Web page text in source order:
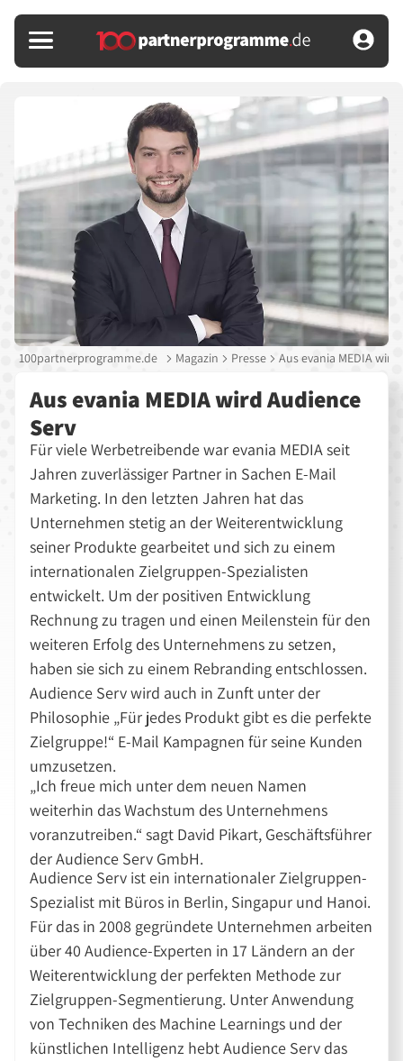
100partnerprogramme.de Magazin Presse Aus evania MEDIA wird
Aus evania MEDIA wird Audience
Serv
Für viele Werbetreibende war evania MEDIA seit
Jahren zuverlässiger Partner in Sachen E-Mail
Marketing. In den letzten Jahren hat das
Unternehmen stetig an der Weiterentwicklung
seiner Produkte gearbeitet und sich zu einem
internationalen Zielgruppen-Spezialisten
entwickelt. Um der positiven Entwicklung
Rechnung zu tragen und einen Meilenstein für den
weiteren Erfolg des Unternehmens zu setzen,
haben sie sich zu einem Rebranding entschlossen.
Audience Serv wird auch in Zunft unter der
Philosophie „Für jedes Produkt gibt es die perfekte
Zielgruppe!“ E-Mail Kampagnen für seine Kunden
umzusetzen.
„Ich freue mich unter dem neuen Namen
weiterhin das Wachstum des Unternehmens
voranzutreiben.“ sagt David Pikart, Geschäftsführer
der Audience Serv GmbH.
Audience Serv ist ein internationaler Zielgruppen-
Spezialist mit Büros in Berlin, Singapur und Hanoi.
Für das in 2008 gegründete Unternehmen arbeiten
über 40 Audience-Experten in 17 Ländern an der
Weiterentwicklung der perfekten Methode zur
Zielgruppen-Segmentierung. Unter Anwendung
von Techniken des Machine Learnings und der
künstlichen Intelligenz hebt Audience Serv das